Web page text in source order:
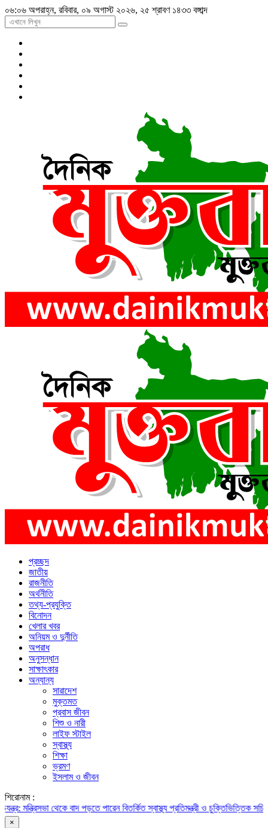
০৬:০৬ অপরাহ্ন, রবিবার, ০৯ অগাস্ট ২০২৬, ২৫ শ্রাবণ ১৪৩৩ বঙ্গাব্দ
প্রচ্ছদ
জাতীয়
রাজনীতি
অর্থনীতি
তথ্য-প্রযুক্তি
বিনোদন
খেলার খবর
অনিয়ম ও দুর্নীতি
অপরাধ
অনুসন্ধান
সাক্ষাৎকার
অন্যান্য
সারাদেশ
মুক্তমত
প্রবাস জীবন
শিশু ও নারী
লাইফ স্টাইল
স্বাস্থ্য
শিক্ষা
ভ্রমণ
ইসলাম ও জীবন
শিরোনাম :
থেকে বাদ পড়তে পারেন বিতর্কিত স্বাস্থ্য প্রতিমন্ত্রী ও চুক্তিভিত্তিক সচিব!রাজস্ব
×